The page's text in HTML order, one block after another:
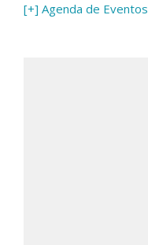
[+] Agenda de Eventos